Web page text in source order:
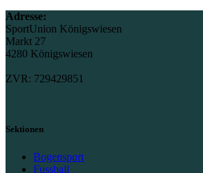
Adresse:
SportUnion Königswiesen
Markt 27
4280 Königswiesen
ZVR: 729429851
Sektionen
Bogensport
Fussball